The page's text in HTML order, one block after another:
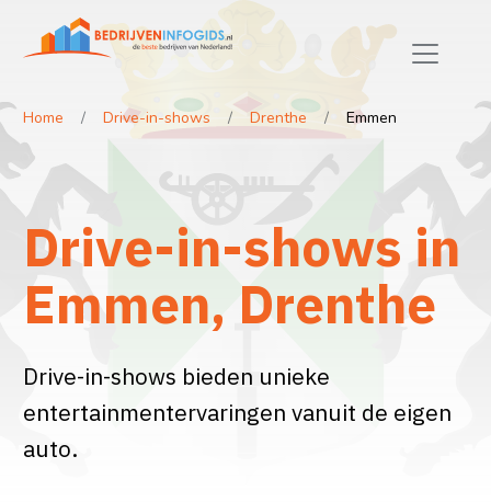
Home Drive-in-shows Drenthe Emmen
Drive-in-shows in
Emmen, Drenthe
Drive-in-shows bieden unieke
entertainmentervaringen vanuit de eigen
auto.